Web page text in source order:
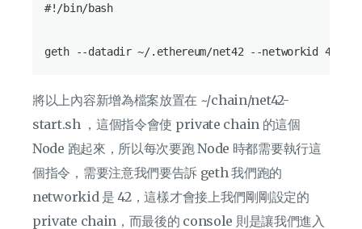
#!/bin/bash
將以上內容新增為檔案放置在 ~/chain/net42-
start.sh ，這個指令會使 private chain 的這個
Node 跑起來，所以每次要跑 Node 時都需要執行這
個指令，需要注意我們要告訴 geth 我們跑的
networkid 是 42，這樣才會接上我們剛剛設定的
private chain，而最後的 console 則是讓我們進入